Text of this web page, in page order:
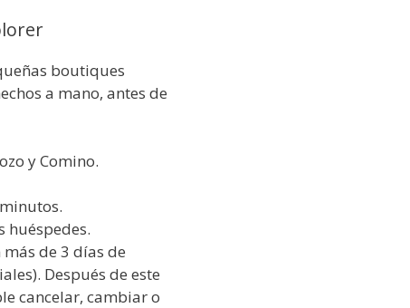
boutiques
a mano, antes de
y Comino.
huéspedes.
de 3 días de
Después de este
cancelar, cambiar o